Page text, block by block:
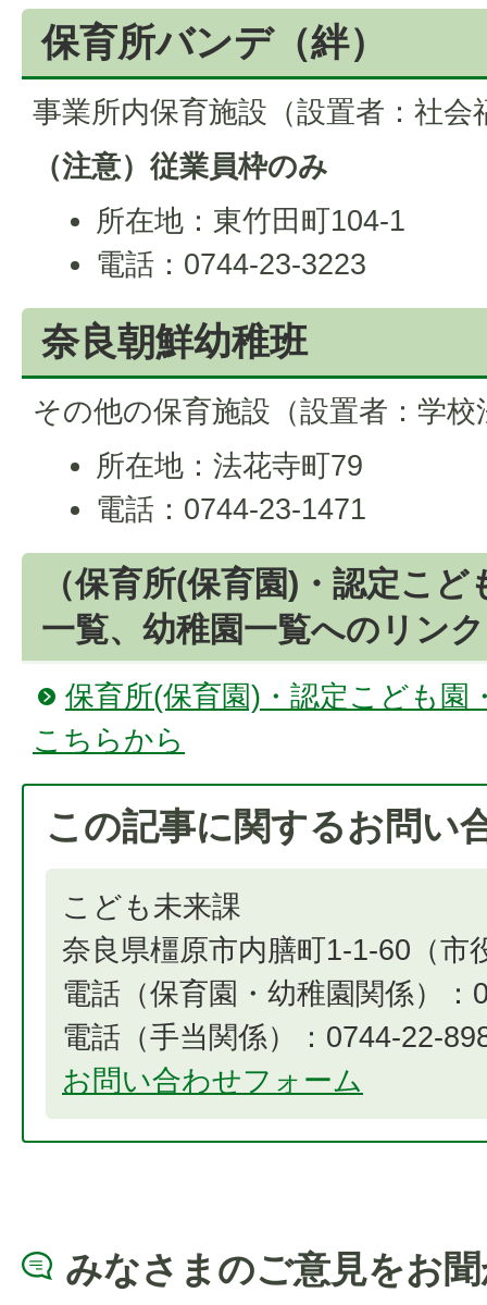
保育所バンデ（絆）
事業所内保育施設（設置者：社会
（注意）従業員枠のみ
所在地：東竹田町104-1
電話：0744-23-3223
奈良朝鮮幼稚班
その他の保育施設（設置者：学
所在地：法花寺町79
電話：0744-23-1471
（保育所(保育園)・認定こ
一覧、幼稚園一覧へのリン
保育所(保育園)・認定こども園
こちらから
この記事に関するお問い
こども未来課
奈良県橿原市内膳町1-1-60（市
電話（保育園・幼稚園関係）：
電話（手当関係）：0744-22-
お問い合わせフォーム
みなさまのご意見をお